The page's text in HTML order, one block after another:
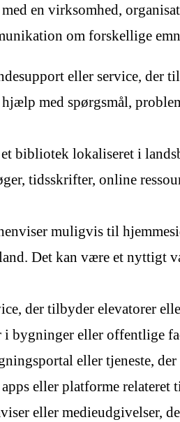
en virksomhed,
om forskellige
eller service, der
med spørgsmål,
lokaliseret i
tidsskrifter, online
muligvis til
Det kan være et nyttigt
der tilbyder elevatorer
bygninger eller offentlige
eller tjeneste,
eller platforme
eller medieudgivelser,